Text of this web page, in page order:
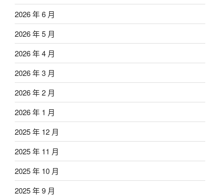
2026 年 6 月
2026 年 5 月
2026 年 4 月
2026 年 3 月
2026 年 2 月
2026 年 1 月
2025 年 12 月
2025 年 11 月
2025 年 10 月
2025 年 9 月